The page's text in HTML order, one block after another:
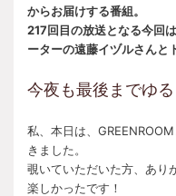
からお届けする番組。
217回目の放送となる今回
ーターの遠藤イヅルさんと
今夜も最後までゆ
私、本日は、
きました。
覗いていただいた方、あり
楽しかったです！